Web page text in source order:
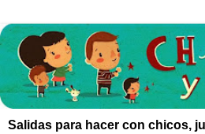
Salidas para hacer con chicos,